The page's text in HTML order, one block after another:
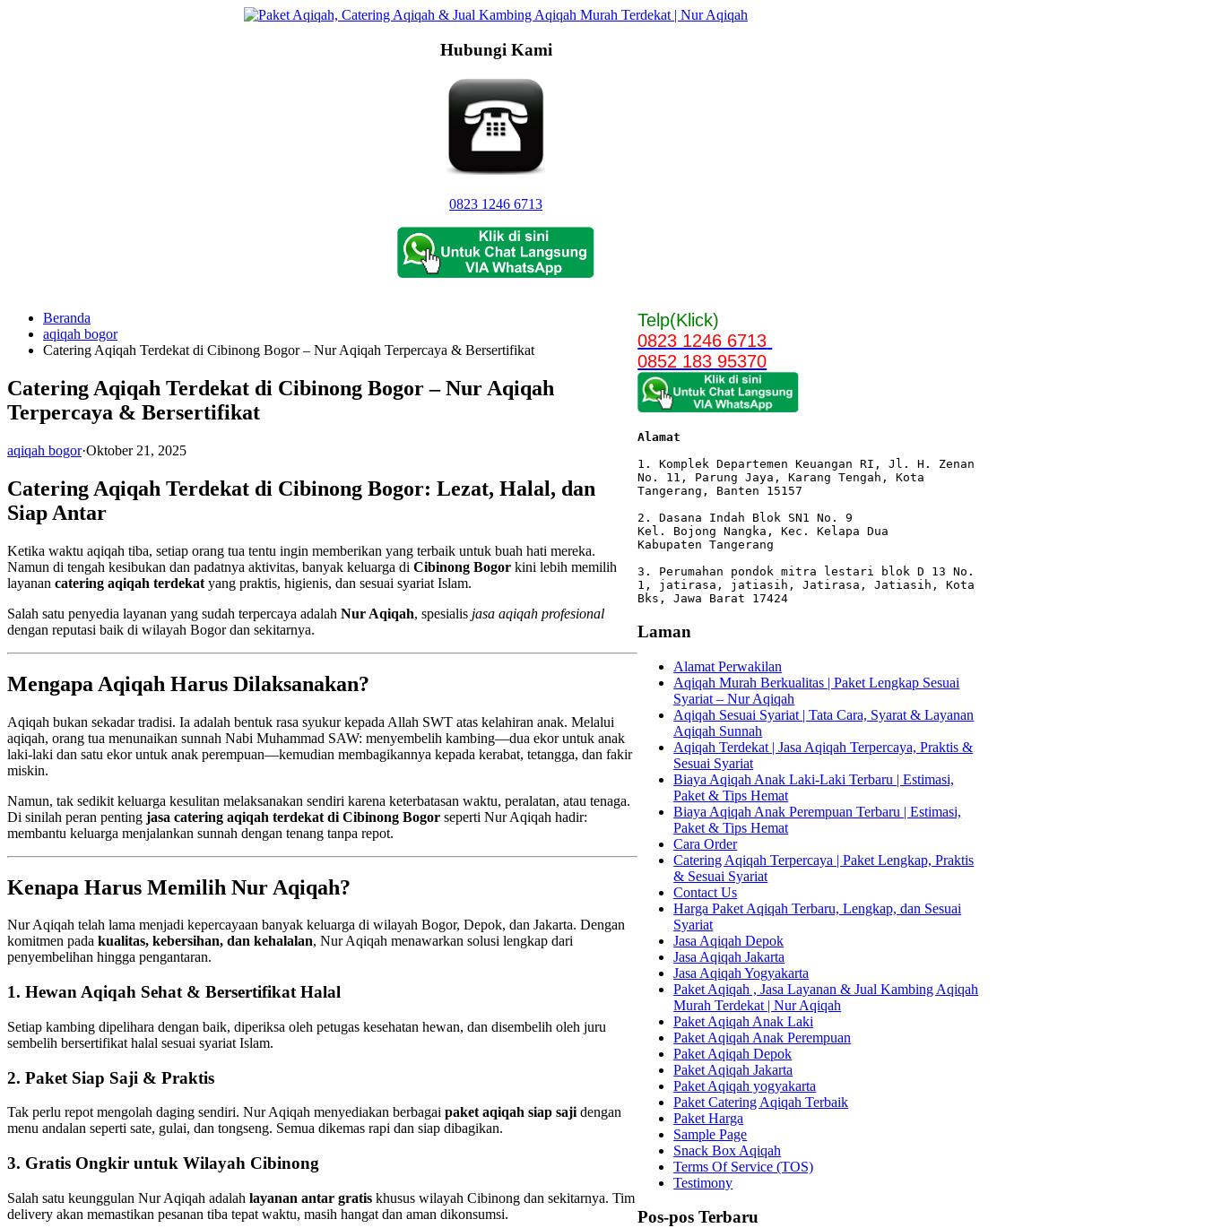
Hubungi Kami
0823 1246 6713
Beranda
aqiqah bogor
Catering Aqiqah Terdekat di Cibinong Bogor – Nur Aqiqah Terpercaya & Bersertifikat
Catering Aqiqah Terdekat di Cibinong Bogor – Nur Aqiqah
Terpercaya & Bersertifikat
aqiqah bogor·Oktober 21, 2025
Catering Aqiqah Terdekat di Cibinong Bogor: Lezat, Halal, dan
Siap Antar
Ketika waktu aqiqah tiba, setiap orang tua tentu ingin memberikan yang terbaik untuk buah hati mereka.
Namun di tengah kesibukan dan padatnya aktivitas, banyak keluarga di Cibinong Bogor kini lebih memilih
layanan catering aqiqah terdekat yang praktis, higienis, dan sesuai syariat Islam.
Salah satu penyedia layanan yang sudah terpercaya adalah Nur Aqiqah, spesialis jasa aqiqah profesional
dengan reputasi baik di wilayah Bogor dan sekitarnya.
Mengapa Aqiqah Harus Dilaksanakan?
Aqiqah bukan sekadar tradisi. Ia adalah bentuk rasa syukur kepada Allah SWT atas kelahiran anak. Melalui
aqiqah, orang tua menunaikan sunnah Nabi Muhammad SAW: menyembelih kambing—dua ekor untuk anak
laki-laki dan satu ekor untuk anak perempuan—kemudian membagikannya kepada kerabat, tetangga, dan fakir
miskin.
Namun, tak sedikit keluarga kesulitan melaksanakan sendiri karena keterbatasan waktu, peralatan, atau tenaga.
Di sinilah peran penting jasa catering aqiqah terdekat di Cibinong Bogor seperti Nur Aqiqah hadir:
membantu keluarga menjalankan sunnah dengan tenang tanpa repot.
Kenapa Harus Memilih Nur Aqiqah?
Nur Aqiqah telah lama menjadi kepercayaan banyak keluarga di wilayah Bogor, Depok, dan Jakarta. Dengan
komitmen pada kualitas, kebersihan, dan kehalalan, Nur Aqiqah menawarkan solusi lengkap dari
penyembelihan hingga pengantaran.
1. Hewan Aqiqah Sehat & Bersertifikat Halal
Setiap kambing dipelihara dengan baik, diperiksa oleh petugas kesehatan hewan, dan disembelih oleh juru
sembelih bersertifikat halal sesuai syariat Islam.
2. Paket Siap Saji & Praktis
Tak perlu repot mengolah daging sendiri. Nur Aqiqah menyediakan berbagai paket aqiqah siap saji dengan
menu andalan seperti sate, gulai, dan tongseng. Semua dikemas rapi dan siap dibagikan.
3. Gratis Ongkir untuk Wilayah Cibinong
Salah satu keunggulan Nur Aqiqah adalah layanan antar gratis khusus wilayah Cibinong dan sekitarnya. Tim
delivery akan memastikan pesanan tiba tepat waktu, masih hangat dan aman dikonsumsi.
Telp(Klick)
0823 1246 6713
0852 183 95370
Alamat
1. Komplek Departemen Keuangan RI, Jl. H. Zenan
No. 11, Parung Jaya, Karang Tengah, Kota
Tangerang, Banten 15157
2. Dasana Indah Blok SN1 No. 9
Kel. Bojong Nangka, Kec. Kelapa Dua
Kabupaten Tangerang
3. Perumahan pondok mitra lestari blok D 13 No.
1, jatirasa, jatiasih, Jatirasa, Jatiasih, Kota
Bks, Jawa Barat 17424
Laman
Alamat Perwakilan
Aqiqah Murah Berkualitas | Paket Lengkap Sesuai
Syariat – Nur Aqiqah
Aqiqah Sesuai Syariat | Tata Cara, Syarat & Layanan
Aqiqah Sunnah
Aqiqah Terdekat | Jasa Aqiqah Terpercaya, Praktis &
Sesuai Syariat
Biaya Aqiqah Anak Laki-Laki Terbaru | Estimasi,
Paket & Tips Hemat
Biaya Aqiqah Anak Perempuan Terbaru | Estimasi,
Paket & Tips Hemat
Cara Order
Catering Aqiqah Terpercaya | Paket Lengkap, Praktis
& Sesuai Syariat
Contact Us
Harga Paket Aqiqah Terbaru, Lengkap, dan Sesuai
Syariat
Jasa Aqiqah Depok
Jasa Aqiqah Jakarta
Jasa Aqiqah Yogyakarta
Paket Aqiqah , Jasa Layanan & Jual Kambing Aqiqah
Murah Terdekat | Nur Aqiqah
Paket Aqiqah Anak Laki
Paket Aqiqah Anak Perempuan
Paket Aqiqah Depok
Paket Aqiqah Jakarta
Paket Aqiqah yogyakarta
Paket Catering Aqiqah Terbaik
Paket Harga
Sample Page
Snack Box Aqiqah
Terms Of Service (TOS)
Testimony
Pos-pos Terbaru